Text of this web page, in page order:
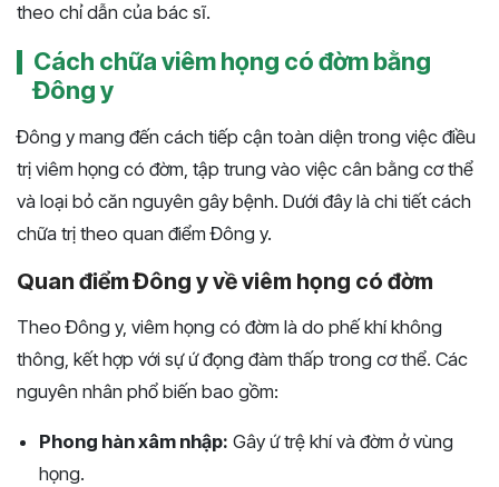
theo chỉ dẫn của bác sĩ.
Cách chữa viêm họng có đờm bằng
Đông y
Đông y mang đến cách tiếp cận toàn diện trong việc điều
trị viêm họng có đờm, tập trung vào việc cân bằng cơ thể
và loại bỏ căn nguyên gây bệnh. Dưới đây là chi tiết cách
chữa trị theo quan điểm Đông y.
Quan điểm Đông y về viêm họng có đờm
Theo Đông y, viêm họng có đờm là do phế khí không
thông, kết hợp với sự ứ đọng đàm thấp trong cơ thể. Các
nguyên nhân phổ biến bao gồm:
Phong hàn xâm nhập: Gây ứ trệ khí và đờm ở vùng
họng.